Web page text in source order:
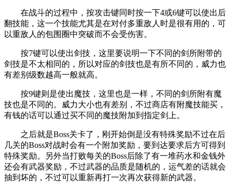
在战斗的过程中，按攻击键同时按一下4或6键可以使出后
翻技能，这一个技能尤其是在对付多重敌人时是很有用的，可
以重敌人的包围圈中突破而不会受伤害。
按7键可以使出剑技，这里要说明一下不同的剑所附带的
剑技是不太相同的，所以对应的剑技也是有所不同的，威力也
有差别级数越高一般就高。
按9键则是使出魔技，这里也是一样，不同的剑所附有魔
技也是不同的。威力大小也有差别，不过商店有附魔技能买，
有钱的话可以通过买不同的魔技附加到指定剑上。
之后就是Boss关卡了，刚开始倒是没有特殊奖励不过在后
几关的Boss对战时会有一个附加奖励，要到达要求后方可得到
特殊奖励。另外当打败每关的Boss后除了有一堆药水和金钱外
还会有武器奖励，不过武器的品质是随机的，运气差的话就会
抽到坏的，不过可以重新再打一次再次获得新的武器。